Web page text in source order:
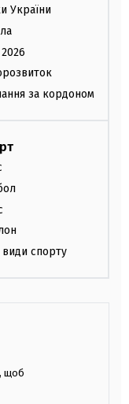
України
за кордоном
види спорту
щоб